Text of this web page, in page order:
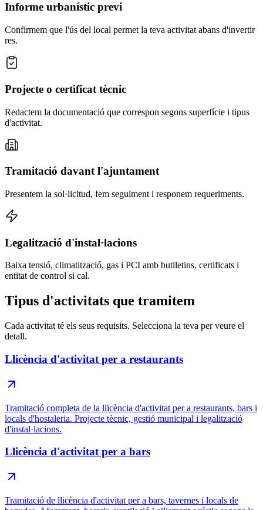
Informe urbanístic previ
Confirmem que l'ús del local permet la teva activitat abans d'invertir
res.
Projecte o certificat tècnic
Redactem la documentació que correspon segons superfície i tipus
d'activitat.
Tramitació davant l'ajuntament
Presentem la sol·licitud, fem seguiment i responem requeriments.
Legalització d'instal·lacions
Baixa tensió, climatització, gas i PCI amb butlletins, certificats i
entitat de control si cal.
Tipus d'activitats que tramitem
Cada activitat té els seus requisits. Selecciona la teva per veure el
detall.
Llicència d'activitat per a restaurants
Tramitació completa de la llicència d'activitat per a restaurants, bars i
locals d'hostaleria. Projecte tècnic, gestió municipal i legalització
d'instal·lacions.
Llicència d'activitat per a bars
Tramitació de llicència d'activitat per a bars, tavernes i locals de